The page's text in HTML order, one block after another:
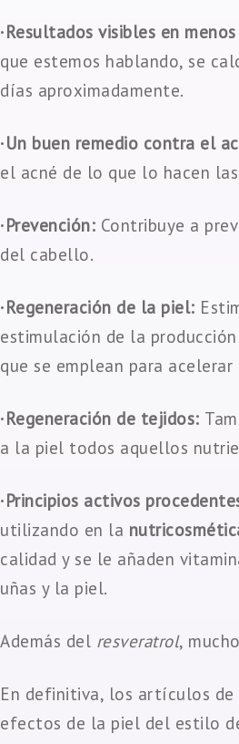
·Resultados visibles en
que estemos hablando, se
días aproximadamente.
·Un buen remedio contra el
el acné de lo que lo hacen
·Prevención: Contribuye a
del cabello.
·Regeneración de la piel:
estimulación de la
que se emplean para
·Regeneración de tejidos:
a la piel todos aquellos
·Principios activos
utilizando en la
calidad y se le añaden
uñas y la piel.
Además del resveratrol,
En definitiva, los artículos
efectos de la piel del estilo